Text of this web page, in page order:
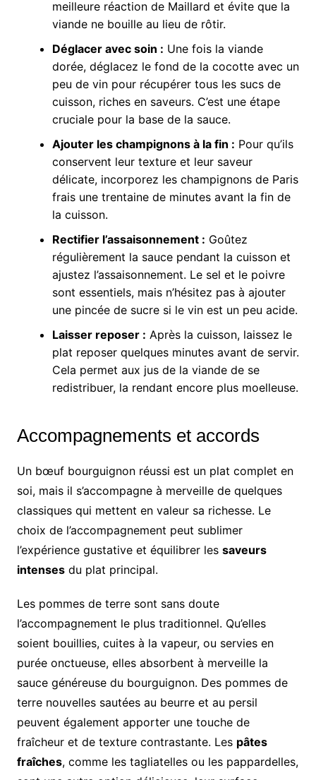
meilleure réaction de Maillard et évite que la
viande ne bouille au lieu de rôtir.
Déglacer avec soin : Une fois la viande
dorée, déglacez le fond de la cocotte avec un
peu de vin pour récupérer tous les sucs de
cuisson, riches en saveurs. C’est une étape
cruciale pour la base de la sauce.
Ajouter les champignons à la fin : Pour qu’ils
conservent leur texture et leur saveur
délicate, incorporez les champignons de Paris
frais une trentaine de minutes avant la fin de
la cuisson.
Rectifier l’assaisonnement : Goûtez
régulièrement la sauce pendant la cuisson et
ajustez l’assaisonnement. Le sel et le poivre
sont essentiels, mais n’hésitez pas à ajouter
une pincée de sucre si le vin est un peu acide.
Laisser reposer : Après la cuisson, laissez le
plat reposer quelques minutes avant de servir.
Cela permet aux jus de la viande de se
redistribuer, la rendant encore plus moelleuse.
Accompagnements et accords
Un bœuf bourguignon réussi est un plat complet en
soi, mais il s’accompagne à merveille de quelques
classiques qui mettent en valeur sa richesse. Le
choix de l’accompagnement peut sublimer
l’expérience gustative et équilibrer les saveurs
intensesdu plat principal.
Les pommes de terre sont sans doute
l’accompagnement le plus traditionnel. Qu’elles
soient bouillies, cuites à la vapeur, ou servies en
purée onctueuse, elles absorbent à merveille la
sauce généreuse du bourguignon. Des pommes de
terre nouvelles sautées au beurre et au persil
peuvent également apporter une touche de
fraîcheur et de texture contrastante. Les pâtes
fraîches, comme les tagliatelles ou les pappardelles,